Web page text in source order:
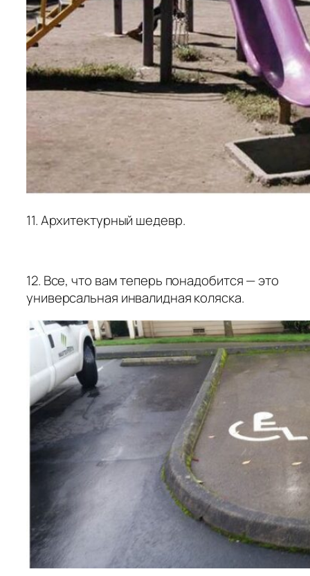
11. Архитектурный шедевр.
12. Все, что вам теперь понадобится — это
универсальная инвалидная коляска.